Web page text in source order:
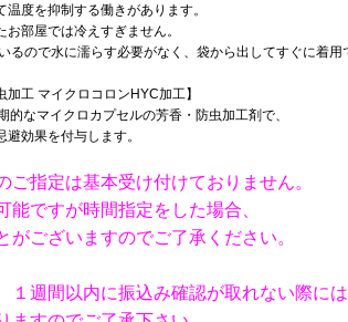
度を抑制する働きがあります。
部屋では冷えすぎません。
るので水に濡らす必要がなく、袋から出してすぐに着用
工 マイクロコロンHYC加工】
的なマイクロカプセルの芳香・防虫加工剤で、
効果を付与します。
ご指定は基本受け付けておりません。
能ですが時間指定をした場合、
がございますのでご了承ください。
１週間以内に振込み確認が取れない際には